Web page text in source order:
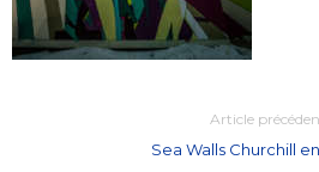
Article
Sea Walls Churchill